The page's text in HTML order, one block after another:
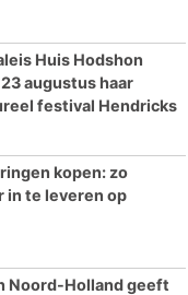
Huis Hodshon
augustus haar
festival Hendricks
kopen: zo
in te leveren op
Noord-Holland geeft